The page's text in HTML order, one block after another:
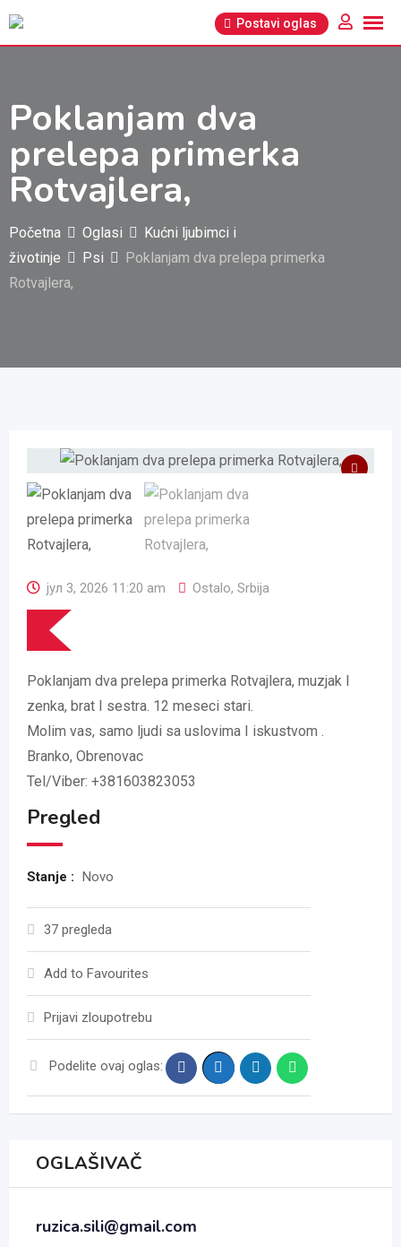
Pređi
Postavi oglas
Poklanjam dva
prelepa primerka
Rotvajlera,
Početna Oglasi
Kućni ljubimci i
životinje
Psi
Poklanjam dva prelepa primerka
Rotvajlera,
јул 3, 2026 11:20 am Ostalo, Srbija
Poklanjam dva prelepa primerka Rotvajlera, muzjak I
zenka, brat I sestra. 12 meseci stari.
Molim vas, samo ljudi sa uslovima I iskustvom .
Branko, Obrenovac
Tel/Viber: +381603823053
Pregled
Stanje : Novo
37 pregleda
Add to Favourites
Prijavi zloupotrebu
Podelite ovaj oglas:
OGLAŠIVAČ
ruzica.sili@gmail.com